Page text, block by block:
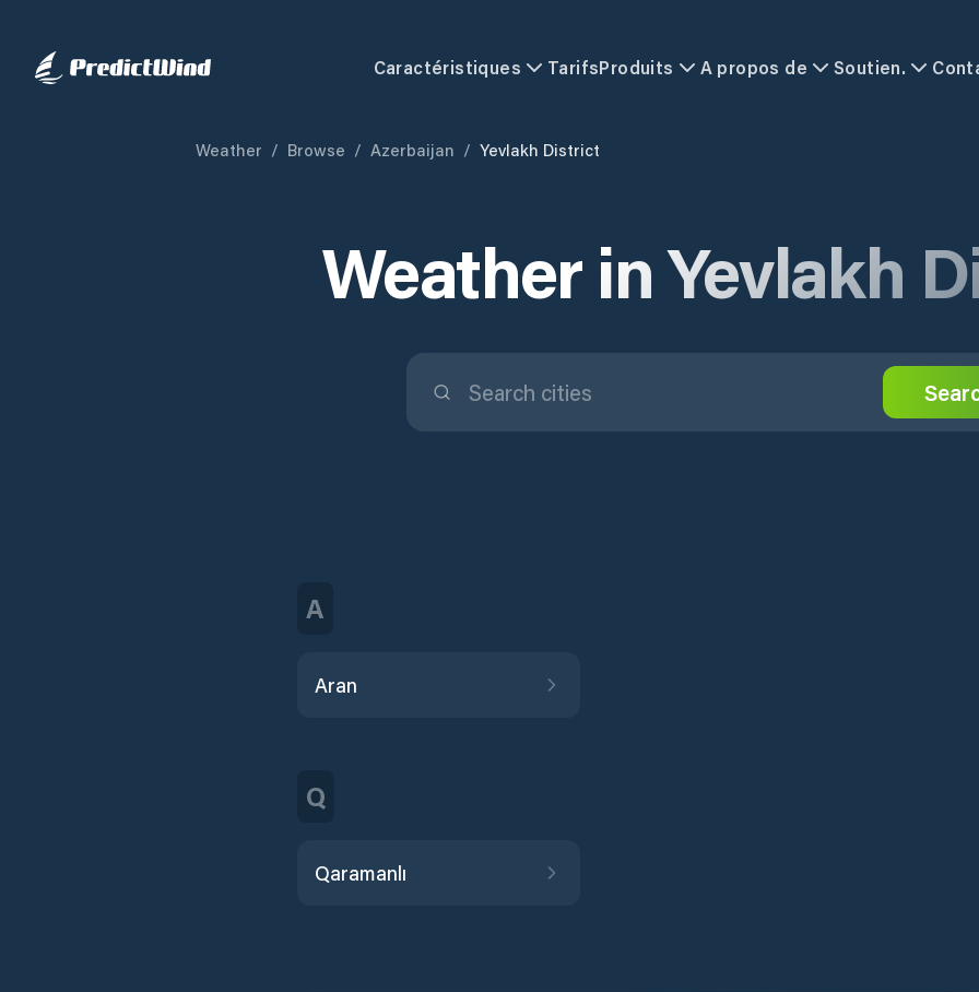
Caractéristiques TarifsProduits A propos de Soutien.
Weather / Browse / Azerbaijan / Yevlakh District
Weather in Yevlakh
A
Aran
Q
Qaramanlı